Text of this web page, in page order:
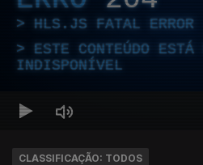
HLS.JS FATAL ERROR
ESTE CONTEÚDO ESTÁ
INDISPONÍVEL
CLASSIFICAÇÃO: TODOS